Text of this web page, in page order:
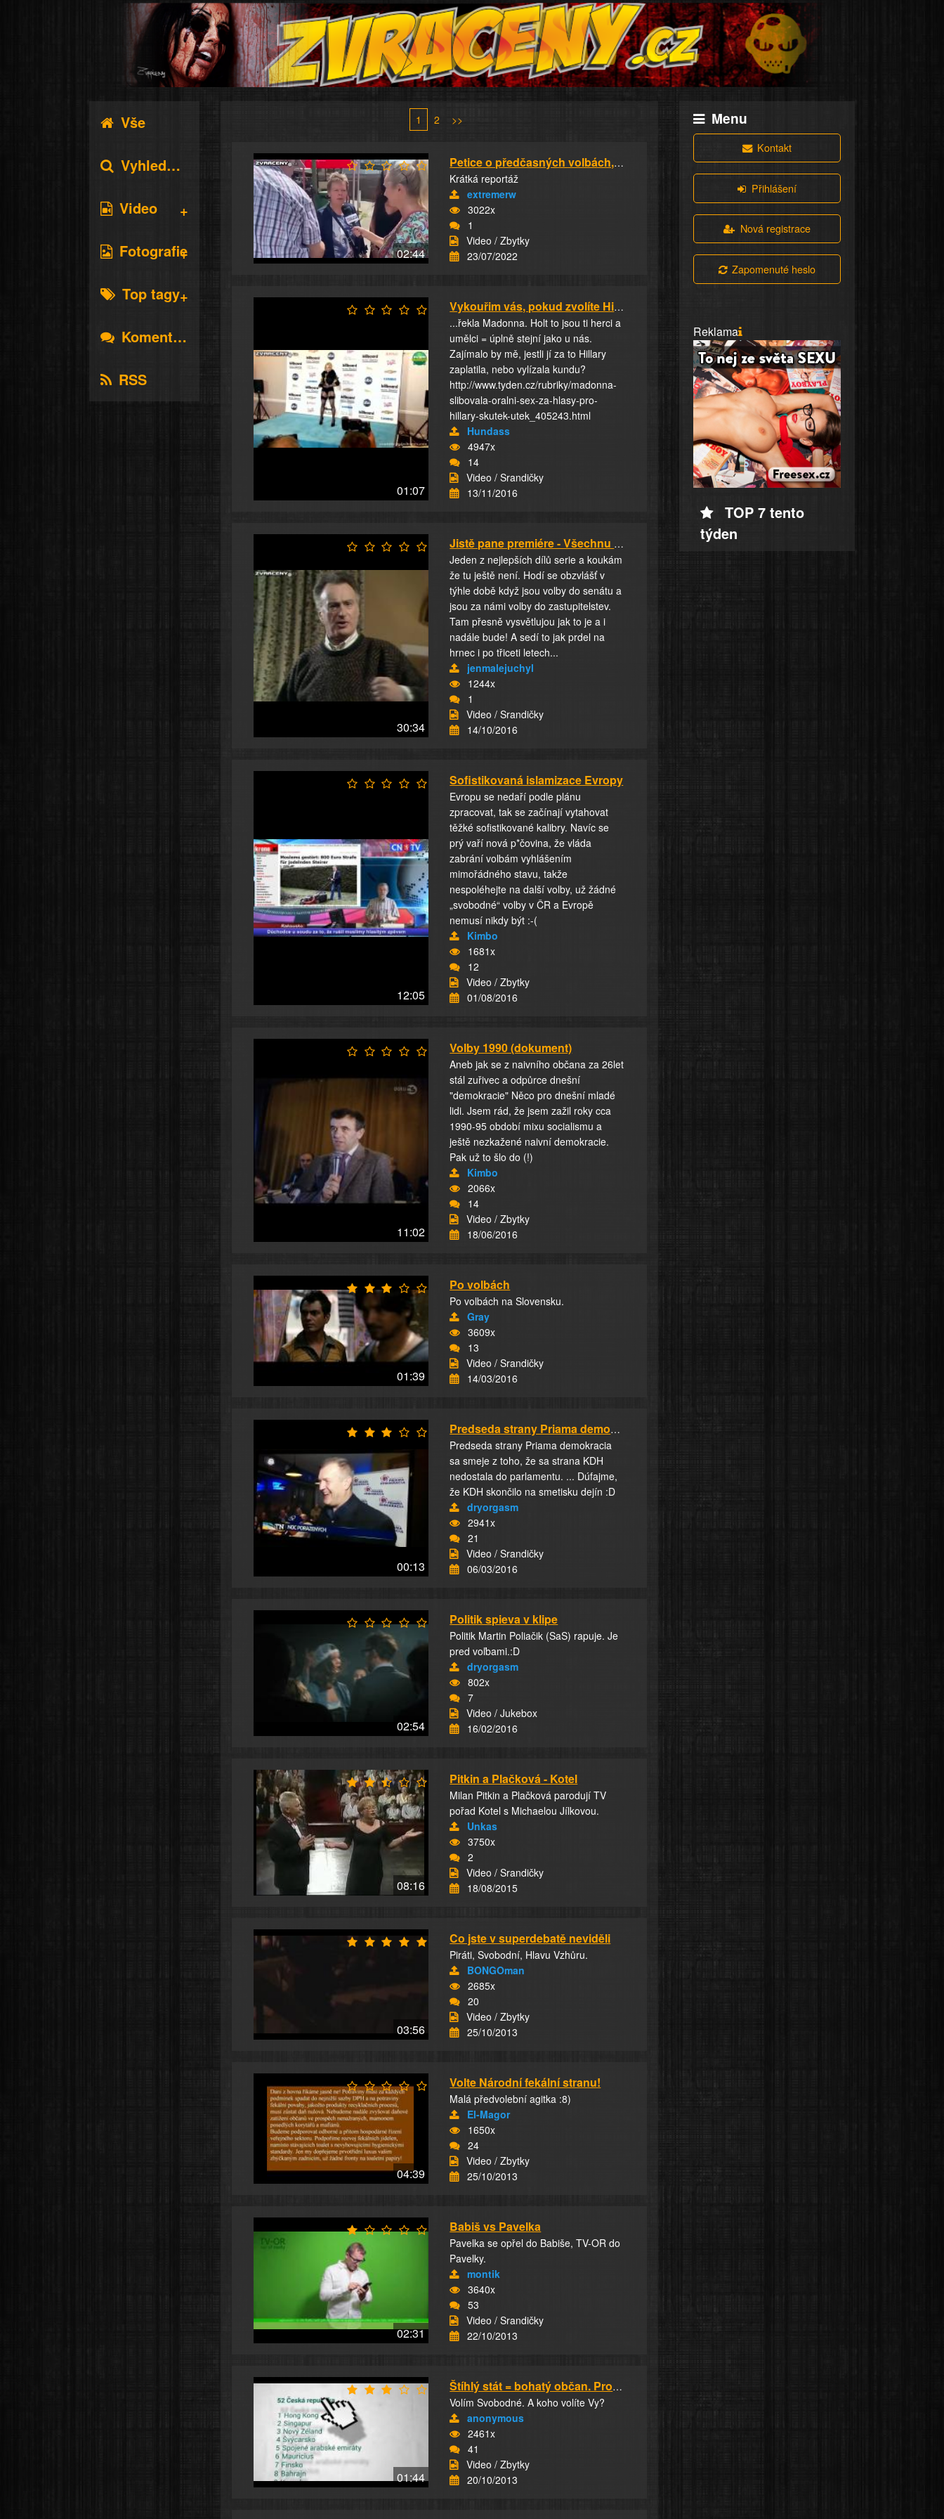
Vše
Vyhledávání
Video
Fotografie
Top tagy
Komentáře
RSS
1 2 >>
02:44
Petice o předčasných volbách, Slovensko
Krátká reportáž
extremerw
3022x
1
Video / Zbytky
23/07/2022
01:07
Vykouřim vás, pokud zvolíte Hillary
...řekla Madonna. Holt to jsou ti herci a
umělci = úplně stejní jako u nás.
Zajímalo by mě, jestli jí za to Hillary
zaplatila, nebo vylízala kundu?
http://www.tyden.cz/rubriky/madonna-
slibovala-oralni-sex-za-hlasy-pro-
hillary-skutek-utek_405243.html
Hundass
4947x
14
Video / Srandičky
13/11/2016
30:34
Jistě pane premiére - Všechnu moc lidu
Jeden z nejlepších dílů serie a koukám
že tu ještě není. Hodí se obzvlášť v
týhle době když jsou volby do senátu a
jsou za námi volby do zastupitelstev.
Tam přesně vysvětlujou jak to je a i
nadále bude! A sedí to jak prdel na
hrnec i po třiceti letech...
jenmalejuchyl
1244x
1
Video / Srandičky
14/10/2016
12:05
Sofistikovaná islamizace Evropy
Evropu se nedaří podle plánu
zpracovat, tak se začínají vytahovat
těžké sofistikované kalibry. Navíc se
prý vaří nová p*čovina, že vláda
zabrání volbám vyhlášením
mimořádného stavu, takže
nespoléhejte na další volby, už žádné
„svobodné“ volby v ČR a Evropě
nemusí nikdy být :-(
Kimbo
1681x
12
Video / Zbytky
01/08/2016
11:02
Volby 1990 (dokument)
Aneb jak se z naivního občana za 26let
stál zuřivec a odpůrce dnešní
"demokracie" Něco pro dnešní mladé
lidi. Jsem rád, že jsem zažil roky cca
1990-95 období mixu socialismu a
ještě nezkažené naivní demokracie.
Pak už to šlo do (!)
Kimbo
2066x
14
Video / Zbytky
18/06/2016
01:39
Po volbách
Po volbách na Slovensku.
Gray
3609x
13
Video / Srandičky
14/03/2016
00:13
Predseda strany Priama demokracia
Predseda strany Priama demokracia
sa smeje z toho, že sa strana KDH
nedostala do parlamentu. ... Dúfajme,
že KDH skončilo na smetisku dejín :D
dryorgasm
2941x
21
Video / Srandičky
06/03/2016
02:54
Politik spieva v klipe
Politik Martin Poliačik (SaS) rapuje. Je
pred voľbami.:D
dryorgasm
802x
7
Video / Jukebox
16/02/2016
08:16
Pitkin a Plačková - Kotel
Milan Pitkin a Plačková parodují TV
pořad Kotel s Michaelou Jílkovou.
Unkas
3750x
2
Video / Srandičky
18/08/2015
03:56
Co jste v superdebatě neviděli
Piráti, Svobodní, Hlavu Vzhůru.
BONGOman
2685x
20
Video / Zbytky
25/10/2013
04:39
Volte Národní fekální stranu!
Malá předvolební agitka :8)
El-Magor
1650x
24
Video / Zbytky
25/10/2013
02:31
Babiš vs Pavelka
Pavelka se opřel do Babiše, TV-OR do
Pavelky.
montik
3640x
53
Video / Srandičky
22/10/2013
01:44
Štíhlý stát = bohatý občan. Program Svobodnýc...
Volím Svobodné. A koho volíte Vy?
anonymous
2461x
41
Video / Zbytky
20/10/2013
Menu
Kontakt
Přihlášení
Nová registrace
Zapomenuté heslo
Reklama
TOP 7 tento
týden